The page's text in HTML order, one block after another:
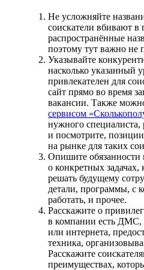
Не усложняйте
соискатели вбивают в
распространённые
поэтому тут важно не
Указывайте
насколько указанный
привлекателен для
сайт прямо во время
вакансии. Также
сервисом
нужного
и посмотрите,
на рынке для таких
Опишите обязанности
о конкретных задачах,
решать будущему
детали, программы, с
работать, и прочее.
Расскажите о
в компании есть ДМС,
или интернета,
техника,
Расскажите
преимуществах,